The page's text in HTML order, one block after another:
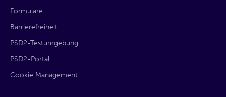
Formulare
Barrierefreiheit
PSD2-Testumgebung
PSD2-Portal
Cookie Management